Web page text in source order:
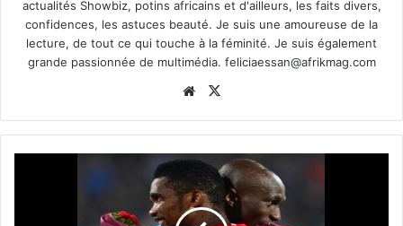
actualités Showbiz, potins africains et d'ailleurs, les faits divers,
confidences, les astuces beauté. Je suis une amoureuse de la
lecture, de tout ce qui touche à la féminité. Je suis également
grande passionnée de multimédia. feliciaessan@afrikmag.com
Website